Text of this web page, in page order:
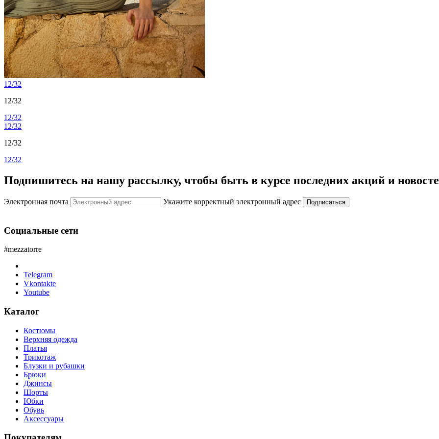
12/32
12/32
12/32
12/32
12/32
12/32
Подпишитесь на нашу рассылку, чтобы быть в курсе последних акций и
Электронная почта Укажите корректный электронный адрес Подписаться
Социальные сети
#mezzatorre
Telegram
Vkontakte
Youtube
Каталог
Костюмы
Верхняя одежда
Платья
Трикотаж
Блузки и рубашки
Брюки
Джинсы
Шорты
Юбки
Обувь
Аксессуары